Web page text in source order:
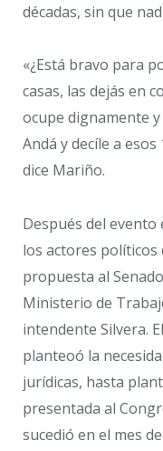
décadas, sin que
«¿Está bravo para
casas, las dejás en
ocupe dignamente
Andá y decíle a
dice Mariño.
Después del
los actores políticos
propuesta al
Ministerio de
intendente Silvera.
planteoó la
jurídicas, hasta
presentada al
sucedió en el mes